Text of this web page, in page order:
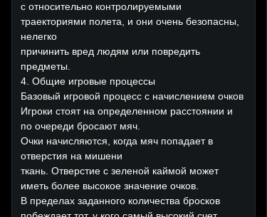
с относительно контролируемыми
траекториями полета, и они очень безопасны,
нелегко
причинить вред людям или повредить
предметы.
4. Общие игровые процессы
Базовый игровой процесс с начислением очков
Игроки стоят на определенном расстоянии и
по очереди бросают мяч.
Очки начисляются, когда мяч попадает в
отверстия на мишени
ткань. Отверстие с зеленой каймой может
иметь более высокое значение очков.
В пределах заданного количества бросков